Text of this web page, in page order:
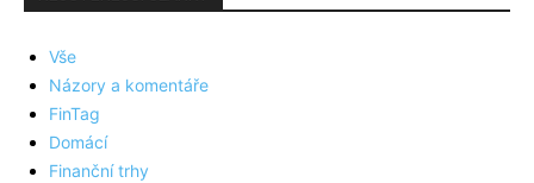
Vše
Názory a komentáře
FinTag
Domácí
Finanční trhy